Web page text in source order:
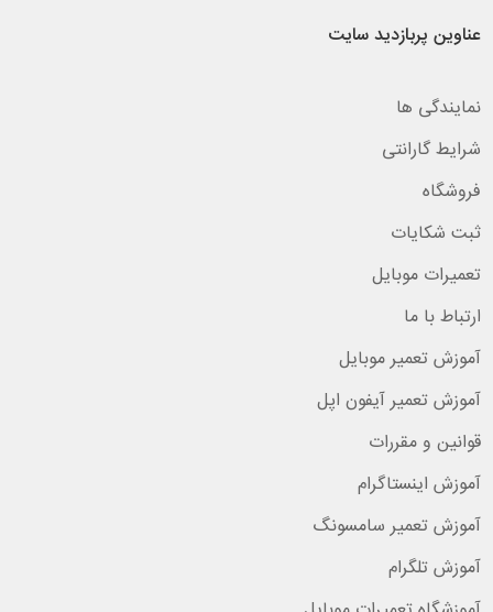
عناوین پربازدید سایت
نمایندگی ها
شرایط گارانتی
فروشگاه
ثبت شکایات
تعمیرات موبایل
ارتباط با ما
آموزش تعمیر موبایل
آموزش تعمیر آیفون اپل
قوانین و مقررات
آموزش اینستاگرام
آموزش تعمیر سامسونگ
آموزش تلگرام